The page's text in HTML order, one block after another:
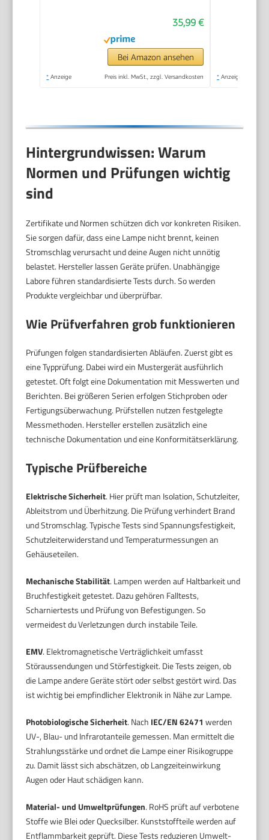
Lichtfarben,
Helligkeiten und
Timer, LED Simulation
35,99 €
Bei Amazon ansehen
* Anzeige Preis inkl. MwSt., zzgl. Versandkosten * Anzeige
Hintergrundwissen: Warum
Normen und Prüfungen wichtig
sind
Zertifikate und Normen schützen dich vor konkreten Risiken.
Sie sorgen dafür, dass eine Lampe nicht brennt, keinen
Stromschlag verursacht und deine Augen nicht unnötig
belastet. Hersteller lassen Geräte prüfen. Unabhängige
Labore führen standardisierte Tests durch. So werden
Produkte vergleichbar und überprüfbar.
Wie Prüfverfahren grob funktionieren
Prüfungen folgen standardisierten Abläufen. Zuerst gibt es
eine Typprüfung. Dabei wird ein Mustergerät ausführlich
getestet. Oft folgt eine Dokumentation mit Messwerten und
Berichten. Bei größeren Serien erfolgen Stichproben oder
Fertigungsüberwachung. Prüfstellen nutzen festgelegte
Messmethoden. Hersteller erstellen zusätzlich eine
technische Dokumentation und eine Konformitätserklärung.
Typische Prüfbereiche
Elektrische Sicherheit. Hier prüft man Isolation, Schutzleiter,
Ableitstrom und Überhitzung. Die Prüfung verhindert Brand
und Stromschlag. Typische Tests sind Spannungsfestigkeit,
Schutzleiterwiderstand und Temperaturmessungen an
Gehäuseteilen.
Mechanische Stabilität. Lampen werden auf Haltbarkeit und
Bruchfestigkeit getestet. Dazu gehören Falltests,
Scharniertests und Prüfung von Befestigungen. So
vermeidest du Verletzungen durch instabile Teile.
EMV. Elektromagnetische Verträglichkeit umfasst
Störaussendungen und Störfestigkeit. Die Tests zeigen, ob
die Lampe andere Geräte stört oder selbst gestört wird. Das
ist wichtig bei empfindlicher Elektronik in Nähe zur Lampe.
Photobiologische Sicherheit. Nach IEC/EN 62471 werden
UV-, Blau- und Infrarotanteile gemessen. Man ermittelt die
Strahlungsstärke und ordnet die Lampe einer Risikogruppe
zu. Damit lässt sich abschätzen, ob Langzeiteinwirkung
Augen oder Haut schädigen kann.
Material- und Umweltprüfungen. RoHS prüft auf verbotene
Stoffe wie Blei oder Quecksilber. Kunststoffteile werden auf
Entflammbarkeit geprüft. Diese Tests reduzieren Umwelt-